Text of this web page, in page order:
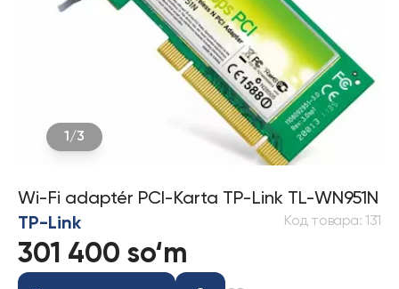
1 /3
Wi-Fi adaptér PCI-Karta TP-Link TL-WN951N
TP-Link
Код товара:131
301 400 so‘m